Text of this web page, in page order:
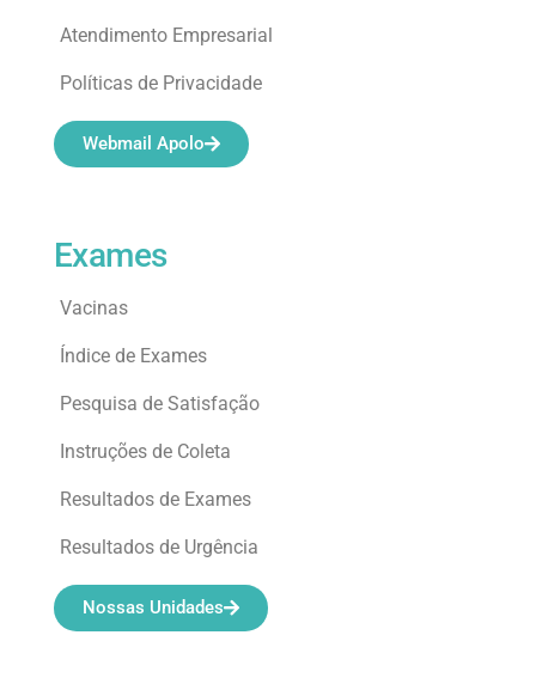
Exames
Vacinas
Índice de Exames
Pesquisa de Satisfação
Instruções de Coleta
Resultados de Exames
Resultados de Urgência
Nossas Unidades
Atendimento Empresarial
Políticas de Privacidade
Webmail Apolo